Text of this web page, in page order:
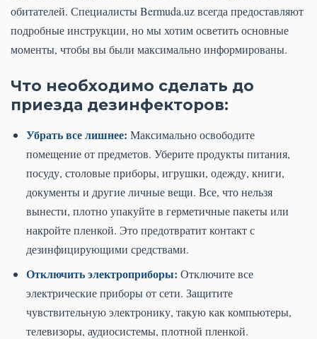
обитателей. Специалисты Bermuda.uz всегда предоставляют
подробные инструкции, но мы хотим осветить основные
моменты, чтобы вы были максимально информированы.
Что необходимо сделать до
приезда дезинфекторов:
Убрать все лишнее: Максимально освободите
помещение от предметов. Уберите продукты питания,
посуду, столовые приборы, игрушки, одежду, книги,
документы и другие личные вещи. Все, что нельзя
вынести, плотно упакуйте в герметичные пакеты или
накройте пленкой. Это предотвратит контакт с
дезинфицирующими средствами.
Отключить электроприборы: Отключите все
электрические приборы от сети. Защитите
чувствительную электронику, такую как компьютеры,
телевизоры, аудиосистемы, плотной пленкой.